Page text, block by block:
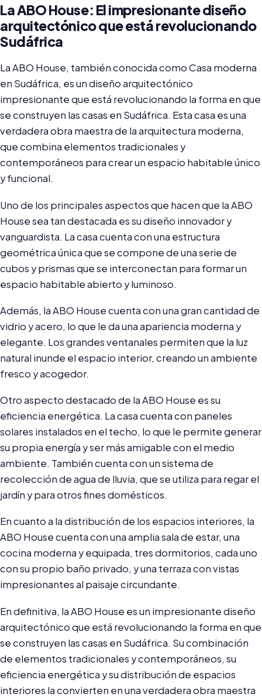
La ABO House: El impresionante diseño
arquitectónico que está revolucionando
Sudáfrica
La ABO House, también conocida como Casa moderna
en Sudáfrica, es un diseño arquitectónico
impresionante que está revolucionando la forma en que
se construyen las casas en Sudáfrica. Esta casa es una
verdadera obra maestra de la arquitectura moderna,
que combina elementos tradicionales y
contemporáneos para crear un espacio habitable único
y funcional.
Uno de los principales aspectos que hacen que la ABO
House sea tan destacada es su diseño innovador y
vanguardista. La casa cuenta con una estructura
geométrica única que se compone de una serie de
cubos y prismas que se interconectan para formar un
espacio habitable abierto y luminoso.
Además, la ABO House cuenta con una gran cantidad de
vidrio y acero, lo que le da una apariencia moderna y
elegante. Los grandes ventanales permiten que la luz
natural inunde el espacio interior, creando un ambiente
fresco y acogedor.
Otro aspecto destacado de la ABO House es su
eficiencia energética. La casa cuenta con paneles
solares instalados en el techo, lo que le permite generar
su propia energía y ser más amigable con el medio
ambiente. También cuenta con un sistema de
recolección de agua de lluvia, que se utiliza para regar el
jardín y para otros fines domésticos.
En cuanto a la distribución de los espacios interiores, la
ABO House cuenta con una amplia sala de estar, una
cocina moderna y equipada, tres dormitorios, cada uno
con su propio baño privado, y una terraza con vistas
impresionantes al paisaje circundante.
En definitiva, la ABO House es un impresionante diseño
arquitectónico que está revolucionando la forma en que
se construyen las casas en Sudáfrica. Su combinación
de elementos tradicionales y contemporáneos, su
eficiencia energética y su distribución de espacios
interiores la convierten en una verdadera obra maestra